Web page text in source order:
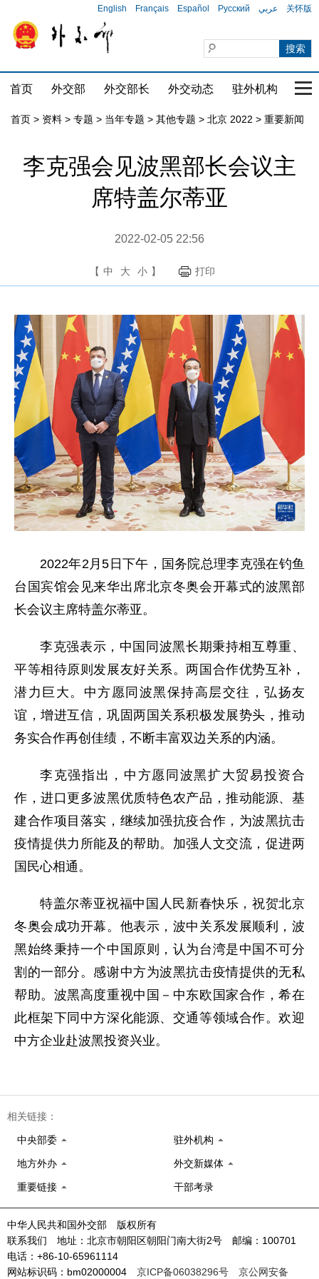
English Français Español Русский عربي 关怀版
首页 外交部 外交部长 外交动态 驻外机构 国
首页 > 资料 > 专题 > 当年专题 > 其他专题 > 北京 2022 > 重要新闻
李克强会见波黑部长会议主
席特盖尔蒂亚
2022-02-05 22:56
【 中 大 小 】 打印
2022年2月5日下午，国务院总理李克强在钓鱼
台国宾馆会见来华出席北京冬奥会开幕式的波黑部
长会议主席特盖尔蒂亚。
李克强表示，中国同波黑长期秉持相互尊重、
平等相待原则发展友好关系。两国合作优势互补，
潜力巨大。中方愿同波黑保持高层交往，弘扬友
谊，增进互信，巩固两国关系积极发展势头，推动
务实合作再创佳绩，不断丰富双边关系的内涵。
李克强指出，中方愿同波黑扩大贸易投资合
作，进口更多波黑优质特色农产品，推动能源、基
建合作项目落实，继续加强抗疫合作，为波黑抗击
疫情提供力所能及的帮助。加强人文交流，促进两
国民心相通。
特盖尔蒂亚祝福中国人民新春快乐，祝贺北京
冬奥会成功开幕。他表示，波中关系发展顺利，波
黑始终秉持一个中国原则，认为台湾是中国不可分
割的一部分。感谢中方为波黑抗击疫情提供的无私
帮助。波黑高度重视中国－中东欧国家合作，希在
此框架下同中方深化能源、交通等领域合作。欢迎
中方企业赴波黑投资兴业。
相关链接：
中央部委 驻外机构
地方外办 外交新媒体
重要链接 干部考录
中华人民共和国外交部 版权所有
联系我们 地址：北京市朝阳区朝阳门南大街2号 邮编：100701
电话：+86-10-65961114
网站标识码：bm02000004 京ICP备06038296号 京公网安备